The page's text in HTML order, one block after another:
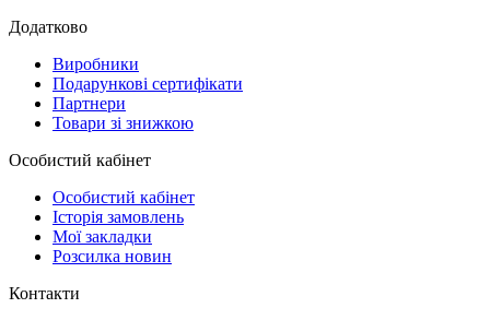
Додатково
Виробники
Подарункові сертифікати
Партнери
Товари зі знижкою
Особистий кабінет
Особистий кабінет
Історія замовлень
Мої закладки
Розсилка новин
Контакти